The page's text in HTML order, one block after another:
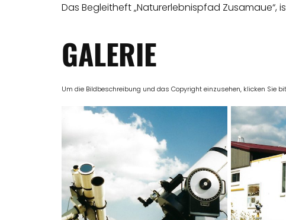
Das Begleitheft „Naturerlebnispfad Zusamaue“,
GALERIE
Um die Bildbeschreibung und das Copyright einzusehen, klicken Sie